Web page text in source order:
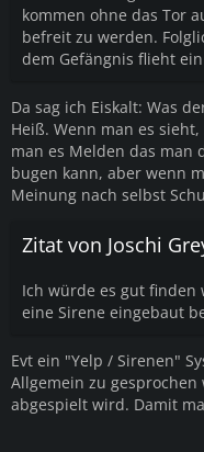
kommen ohne das Tor
befreit zu werden.
dem Gefängnis flieht
Da sag ich Eiskalt: Was
Heiß. Wenn man es
man es Melden das man
bugen kann, aber wenn
Meinung nach selbst
Zitat von Joschi
Ich würde es gut
eine Sirene eingebaut
Evt ein "Yelp / Sirenen"
Allgemein zu
abgespielt wird. Damit